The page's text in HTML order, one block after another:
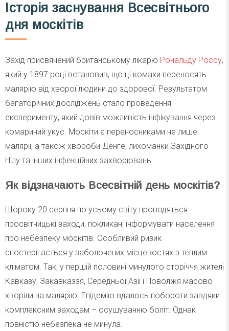
Історія заснування Всесвітнього
дня москітів
Захід присвячений британському лікарю Рональду Россу,
який у 1897 році встановив, що ці комахи переносять
малярію від хворої людини до здорової. Результатом
багаторічних досліджень стало проведення
експерименту, який довів можливість інфікування через
комариний укус. Москіти є переносниками не лише
малярії, а також хвороби Денге, лихоманки Західного
Нілу та інших інфекційних захворювань.
Як відзначають Всесвітній день москітів?
Щороку 20 серпня по усьому світу проводяться
просвітницькі заходи, покликані інформувати населення
про небезпеку москітів. Особливий ризик
спостерігається у заболочених місцевостях з теплим
кліматом. Так, у першій половині минулого сторіччя жителі
Кавказу, Закавказзя, Середньої Азії і Поволжя масово
хворіли на малярію. Епідемію вдалось побороти завдяки
комплексним заходам – осушуванню боліт. Однак
повністю небезпека не минула.